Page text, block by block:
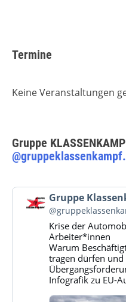
Termine
Keine Veranstaltungen
Gruppe
Beitrag
von
Gruppe
Klassenkampf
Bluesky
ansehen
Gruppe
Krise der
Arbeiter*innen
Warum
tragen dürfen und
Infografik zu EU-